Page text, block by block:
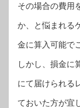
その場合の費用
か、と悩まれる
金に算入可能で
しかし、損金に
にて届けられる
ておいた方が宜